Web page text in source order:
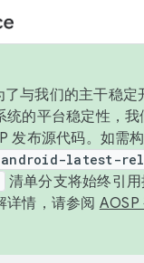
与我们的主干稳定
统的平台稳定性，
发布源代码。如需
android-latest-
清单分支将始终引
详情，请参阅 AOSP